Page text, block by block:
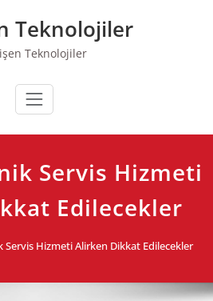
Teknolojiler
Teknolojiler
Servis Hizmeti
Edilecekler
Servis Hizmeti Alirken Dikkat Edilecekler